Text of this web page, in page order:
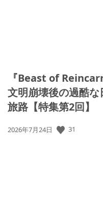
『Beast of
文明崩壊後の過酷
旅路【特集第2回】
公
2026年7月24日 31